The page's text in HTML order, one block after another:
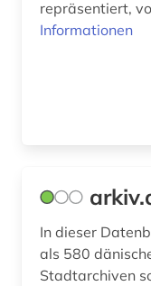
gutshof (2)
halland (2)
hamburg (2)
repräsentiert,
Informationen
In dieser
als 580
Stadtarchiven